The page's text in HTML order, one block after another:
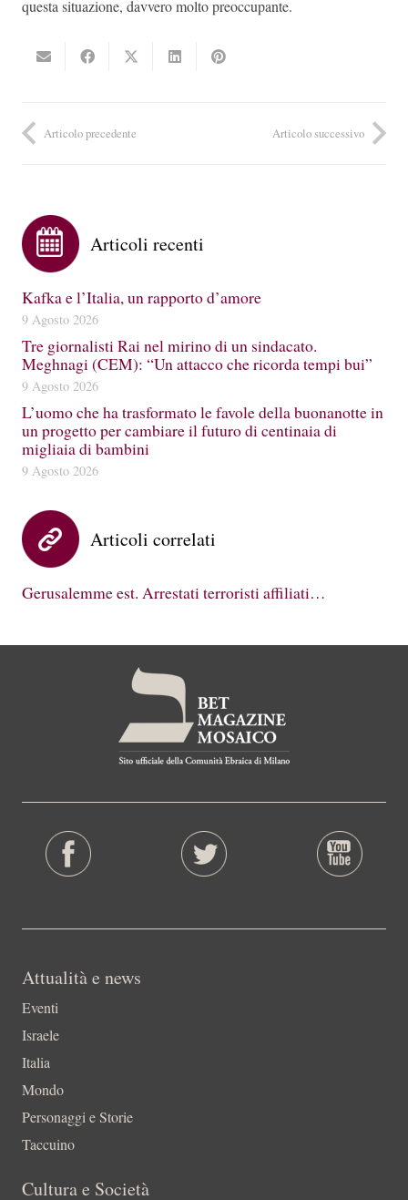
questa situazione, davvero molto preoccupante.
Articolo precedente Articolo successivo
Articoli recenti
Kafka e l’Italia, un rapporto d’amore
9 Agosto 2026
Tre giornalisti Rai nel mirino di un sindacato.
Meghnagi (CEM): “Un attacco che ricorda tempi bui”
9 Agosto 2026
L’uomo che ha trasformato le favole della buonanotte in
un progetto per cambiare il futuro di centinaia di
migliaia di bambini
9 Agosto 2026
Articoli correlati
Gerusalemme est. Arrestati terroristi affiliati…
Attualità e news
Eventi
Israele
Italia
Mondo
Personaggi e Storie
Taccuino
Cultura e Società